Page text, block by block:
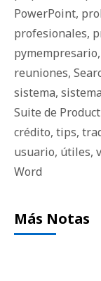
PowerPoint,
profesionales,
pymempresario,
reuniones,
sistema,
Suite de
crédito, tips,
usuario, útiles,
Word
Más Notas